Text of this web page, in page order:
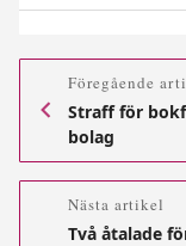
Föregående
Straff för
bolag
Nästa artikel
Två åtalade